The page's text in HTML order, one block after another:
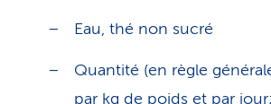
Eau, thé non sucré
Quantité (en règle
par kg de poids et par